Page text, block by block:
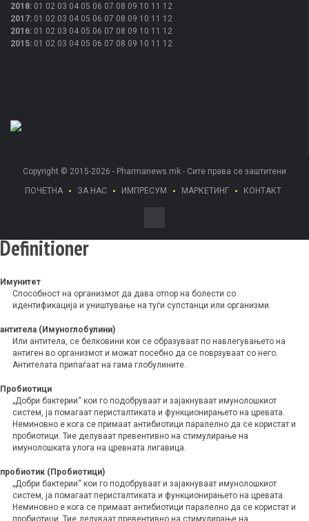
2018: 01 02 03 04 05 06 07 08 09 10 11 12
2017: 01 02 03 04 05 06 07 08 09 10 11 12
2016: 01 02 03 04 05 06 07 08 09 10 11 12
2015: 01 02 03 04 05 06 07 08 09 10 11 12
Copyright © 2015-2026 - Pharmanews.mk - Сите права се заштитени
ПОЧЕТНА
ЗА НАС ИМПРЕСУМ МАРКЕТИНГ КОНТАКТ
Definitioner
Имунитет
Способност на организмот да дава отпор на болести со
идентификација и уништување на туѓи супстанци или организми.
антитела (Имуноглобулини)
Или антитела, се белковини кои се образуваат по навлегувањето на
антиген во организмот и можат посебно да се поврзуваат со него.
Антителата припаѓаат на гама глобулините.
Пробиотици
„Добри бактерии“ кои го подобруваат и зајакнуваат имунолошкиот
систем, ја помагаат перисталтиката и функционирањето на цревата.
Неминовно е кога се примаат антибиотици паралелно да се користат и
пробиотици. Тие делуваат превентивно на стимулирање на
имунолошката улога на цревната лигавица.
пробиотик (Пробиотици)
„Добри бактерии“ кои го подобруваат и зајакнуваат имунолошкиот
систем, ја помагаат перисталтиката и функционирањето на цревата.
Неминовно е кога се примаат антибиотици паралелно да се користат и
пробиотици. Тие делуваат превентивно на стимулирање на